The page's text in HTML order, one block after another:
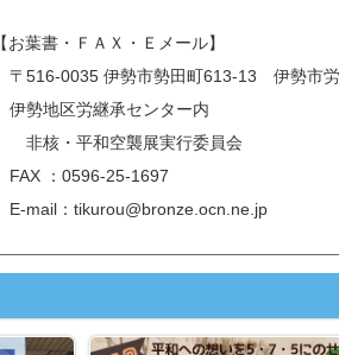
【お葉書・ＦＡＸ・Ｅメール】
〒516-0035 伊勢市勢田町613-13 伊勢市
伊勢地区労継承センター内
非核・平和空襲展実行委員会
FAX ：0596-25-1697
E-mail：tikurou@bronze.ocn.ne.jp